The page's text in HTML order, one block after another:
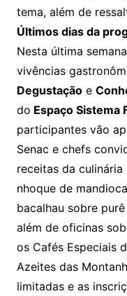
tema, além de
Últimos dias da
Nesta última
vivências
Degustaçãoe
do Espaço Sistema
participantes vão
Senac e chefs
receitas da
nhoque de
bacalhau sobre
além de oficinas
os Cafés Especiais
Azeites das
limitadas e as